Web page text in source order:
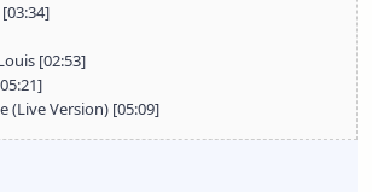
[02:53]
(Live Version) [05:09]